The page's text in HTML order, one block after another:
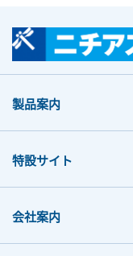
製品案内
特設サイト
会社案内